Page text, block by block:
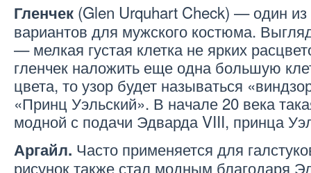
Гленчек (Glen Urquhart Check) — один
вариантов для мужского костюма.
— мелкая густая клетка не ярких
гленчек наложить еще одна большую
цвета, то узор будет называться
«Принц Уэльский». В начале 20 века
модной с подачи Эдварда VIII, принца
Аргайл. Часто применяется для
рисунок также стал модным благодаря